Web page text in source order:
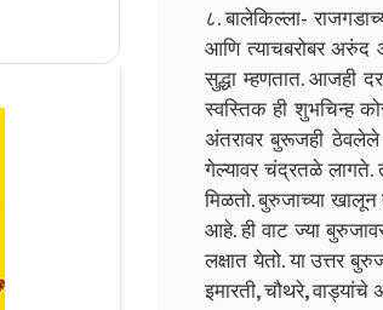
८. बालेकिल्ला-
आणि त्याचबरोबर अरुंद
सुद्धा म्हणतात. आजही
स्वस्तिक ही शुभचिन्ह
अंतरावर बुरूजही ठेवलेले
गेल्यावर चंद्रतळे लागते.
मिळतो. बुरुजाच्या
आहे. ही वाट ज्या
लक्षात येतो. या उत्तर
इमारती, चौथरे,